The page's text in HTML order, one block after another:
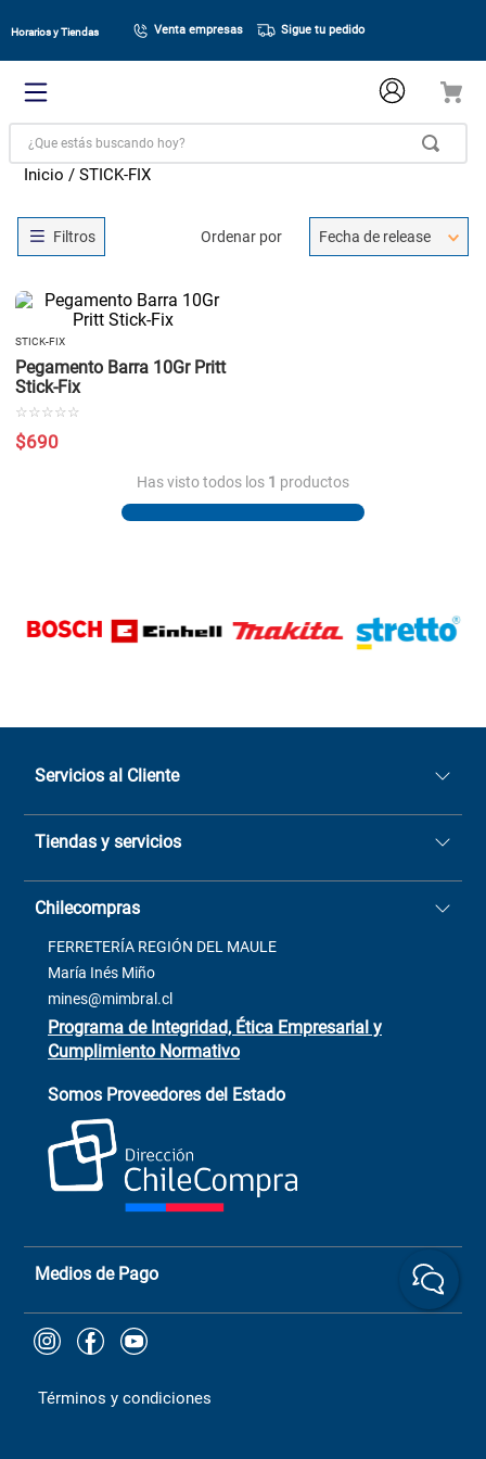
Horarios y Tiendas Venta empresas Sigue tu pedido
¿Que estás buscando hoy?
STICK-FIX
Ordenar por Fecha de release
STICK-FIX
Pegamento Barra 10Gr Pritt
Stick-Fix
☆ ☆ ☆ ☆ ☆
$690
Has visto todos los 1 productos
Servicios al Cliente
Quiénes somos
Sucursales
Términos y condiciones
Contacto
Venta Terreno
Trabaja con Nosotros
+(73) 256
ChileCompras
+56 9 9888 9549
Tiendas y servicios
Casa Matriz: Avenida Chorrillos
2137 San Javier, Fono (73)
Chilecompras
FERRETERÍA REGIÓN DEL MAULE
María Inés Miño
mines@mimbral.cl
Programa de Integridad, Ética Empresarial y
Cumplimiento Normativo
Somos Proveedores del Estado
Medios de Pago
Términos y condiciones